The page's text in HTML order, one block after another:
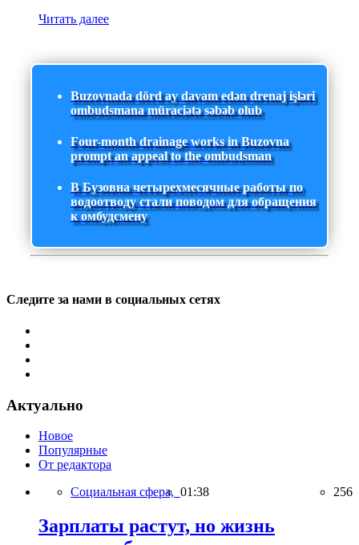
Читать далее
Buzovnada dörd ay davam edən drenaj işləri
ombudsmana müraciətə səbəb olub
Four-month drainage works in Buzovna
prompt an appeal to the ombudsman
В Бузовна четырехмесячные работы по
водоотводу стали поводом для обращения
к омбудсмену
Следите за нами в социальных сетях
Актуально
Новое
Популярные
От редактора
Социальная сфера, 01:38 256
Зарплаты растут, но жизнь